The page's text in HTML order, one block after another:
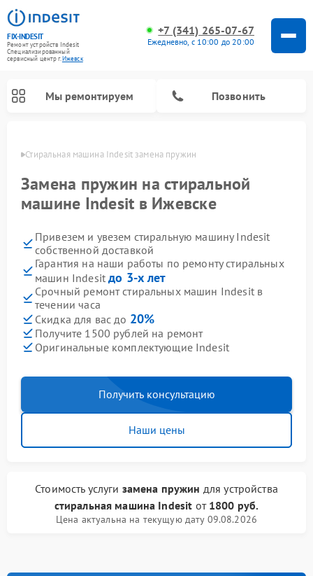
FIX-INDESIT
Ремонт устройств Indesit
Специализированный
cервисный центр г.Ижевск
+7 (341) 265-07-67
Ежедневно, с 10:00 до 20:00
Мы ремонтируем Позвонить
Стиральная машина Indesit замена пружин
Замена пружин на стиральной
машине Indesit в Ижевске
Привезем и увезем стиральную машину Indesit
собственной доставкой
Гарантия на наши работы по ремонту стиральных
машин Indesitдо 3-х лет
Срочный ремонт стиральных машин Indesit в
течении часа
Скидка для вас до 20%
Получите 1500 рублей на ремонт
Оригинальные комплектующие Indesit
Получить консультацию
Наши цены
Стоимость услуги замена пружин для устройства
стиральная машина Indesit от 1800 руб.
Цена актуальна на текущую дату 09.08.2026